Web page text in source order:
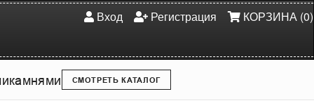
Вход Регистрация КОРЗИНА (0)
камнями СМОТРЕТЬ КАТАЛОГ